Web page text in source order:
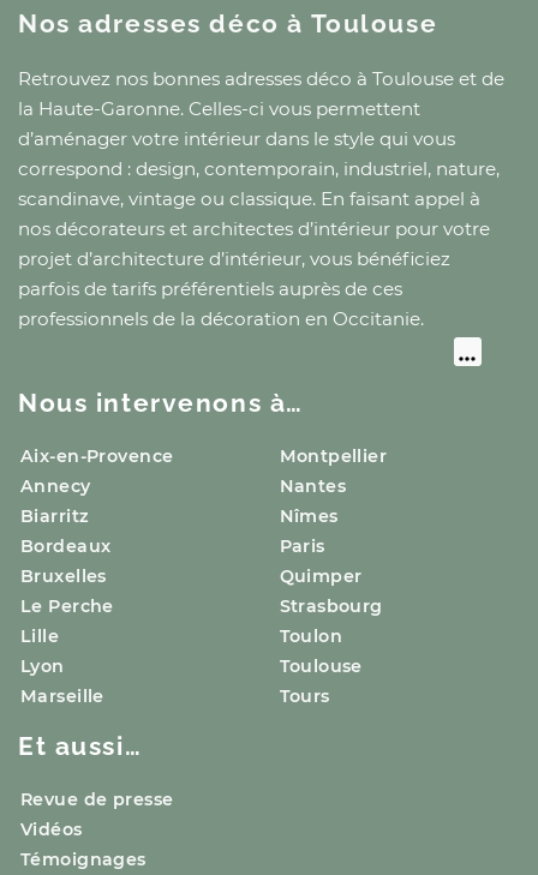
Nos adresses décoà Toulouse
Retrouvez nos bonnes adresses déco à Toulouse et de
la Haute-Garonne. Celles-ci vous permettent
d’aménager votre intérieur dans le style qui vous
correspond : design, contemporain, industriel, nature,
scandinave, vintage ou classique. En faisant appel à
nos décorateurs et architectes d’intérieur pour votre
projet d’architecture d’intérieur, vous bénéficiez
parfois de tarifs préférentiels auprès de ces
professionnels de la décoration en Occitanie.
Nous intervenons à…
Aix-en-Provence
Annecy
Biarritz
Bordeaux
Bruxelles
Le Perche
Lille
Lyon
Marseille
Montpellier
Nantes
Nîmes
Paris
Quimper
Strasbourg
Toulon
Toulouse
Tours
Et aussi…
Revue de presse
Vidéos
Témoignages